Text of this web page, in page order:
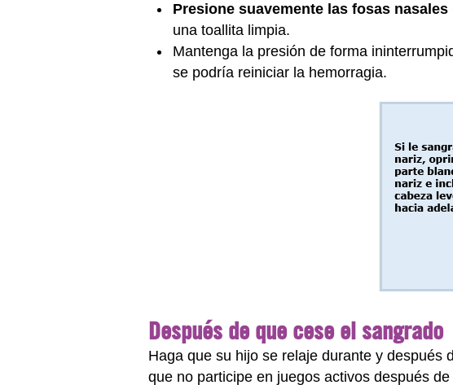
Presione suavemente las fosas nasales
una toallita limpia.
Mantenga la presión de forma
se podría reiniciar la hemorragia.
Después de que cese el sangrado
Haga que su hijo se relaje durante y
que no participe en juegos activos después